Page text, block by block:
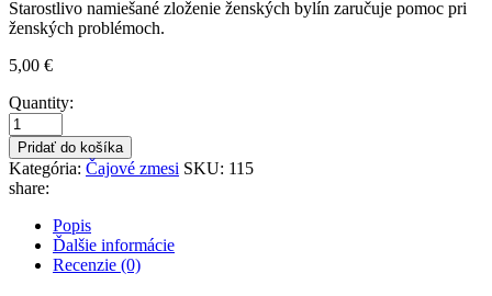
Starostlivo namiešané zloženie ženských bylín zaručuje pomoc pri
ženských problémoch.
5,00 €
Quantity:
Pridať do košíka
Kategória: Čajové zmesi SKU: 115
share:
Popis
Ďalšie informácie
Recenzie (0)